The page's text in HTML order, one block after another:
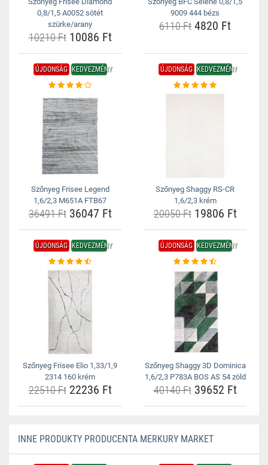
0,8/1,5 A0052 sötét
szürke/arany
10210 Ft10086 Ft
9009 444 bézs
6110 Ft 4820 Ft
ÚJDONSÁG KEDVEZMÉNY
Szőnyeg Frisee Legend
1,6/2,3 M651A FTB67
36491 Ft36047 Ft
ÚJDONSÁG KEDVEZMÉNY
Szőnyeg Shaggy RS-CR
1,6/2,3 krém
20050 Ft19806 Ft
ÚJDONSÁG KEDVEZMÉNY
Szőnyeg Frisee Elio 1,33/1,9
2314 160 krém
22510 Ft22236 Ft
ÚJDONSÁG KEDVEZMÉNY
Szőnyeg Shaggy 3D Dominica
1,6/2,3 P783A BOS AS 54 zöld
40140 Ft39652 Ft
INNE PRODUKTY PRODUCENTA MERKURY MARKET